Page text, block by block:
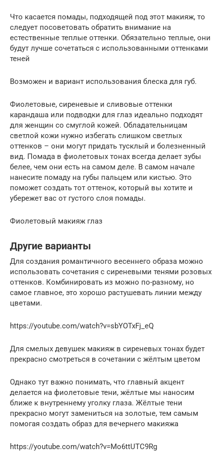
Что касается помады, подходящей под этот макияж, то
следует посоветовать обратить внимание на
естественные теплые оттенки. Обязательно теплые, они
будут лучше сочетаться с использованными оттенками
теней
Возможен и вариант использования блеска для губ.
Фиолетовые, сиреневые и сливовые оттенки
карандаша или подводки для глаз идеально подходят
для женщин со смуглой кожей. Обладательницам
светлой кожи нужно избегать слишком светлых
оттенков – они могут придать тусклый и болезненный
вид. Помада в фиолетовых тонах всегда делает зубы
белее, чем они есть на самом деле. В самом начале
нанесите помаду на губы пальцем или кистью. Это
поможет создать тот оттенок, который вы хотите и
убережет вас от густого слоя помады.
Фиолетовый макияж глаз
Другие варианты
Для создания романтичного весеннего образа можно
использовать сочетания с сиреневыми тенями розовых
оттенков. Комбинировать из можно по-разному, но
самое главное, это хорошо растушевать линии между
цветами.
https://youtube.com/watch?v=sbYOTxFj_eQ
Для смелых девушек макияж в сиреневых тонах будет
прекрасно смотреться в сочетании с жёлтым цветом
Однако тут важно понимать, что главный акцент
делается на фиолетовые тени, жёлтые мы наносим
ближе к внутреннему уголку глаза. Жёлтые тени
прекрасно могут замениться на золотые, тем самым
помогая создать образ для вечернего макияжа
https://youtube.com/watch?v=Mo6ttUTC9Rg